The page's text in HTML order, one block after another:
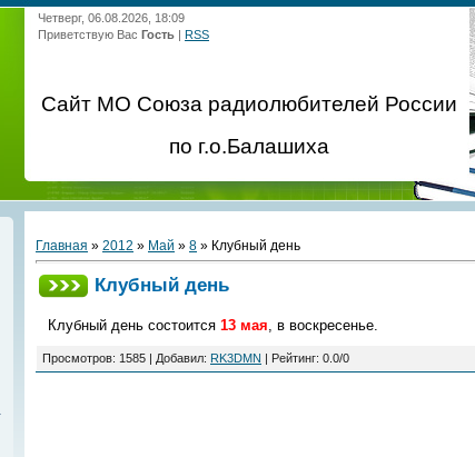
Четверг, 06.08.2026, 18:09
Приветствую Вас Гость | RSS
Сайт МО Союза радиолюбителей России
по г.о.Балашиха
Главная » 2012 » Май » 8 » Клубный день
Клубный день
Клубный день состоится 13 мая, в воскресенье.
Просмотров: 1585 Добавил: RK3DMN Рейтинг: 0.0/0